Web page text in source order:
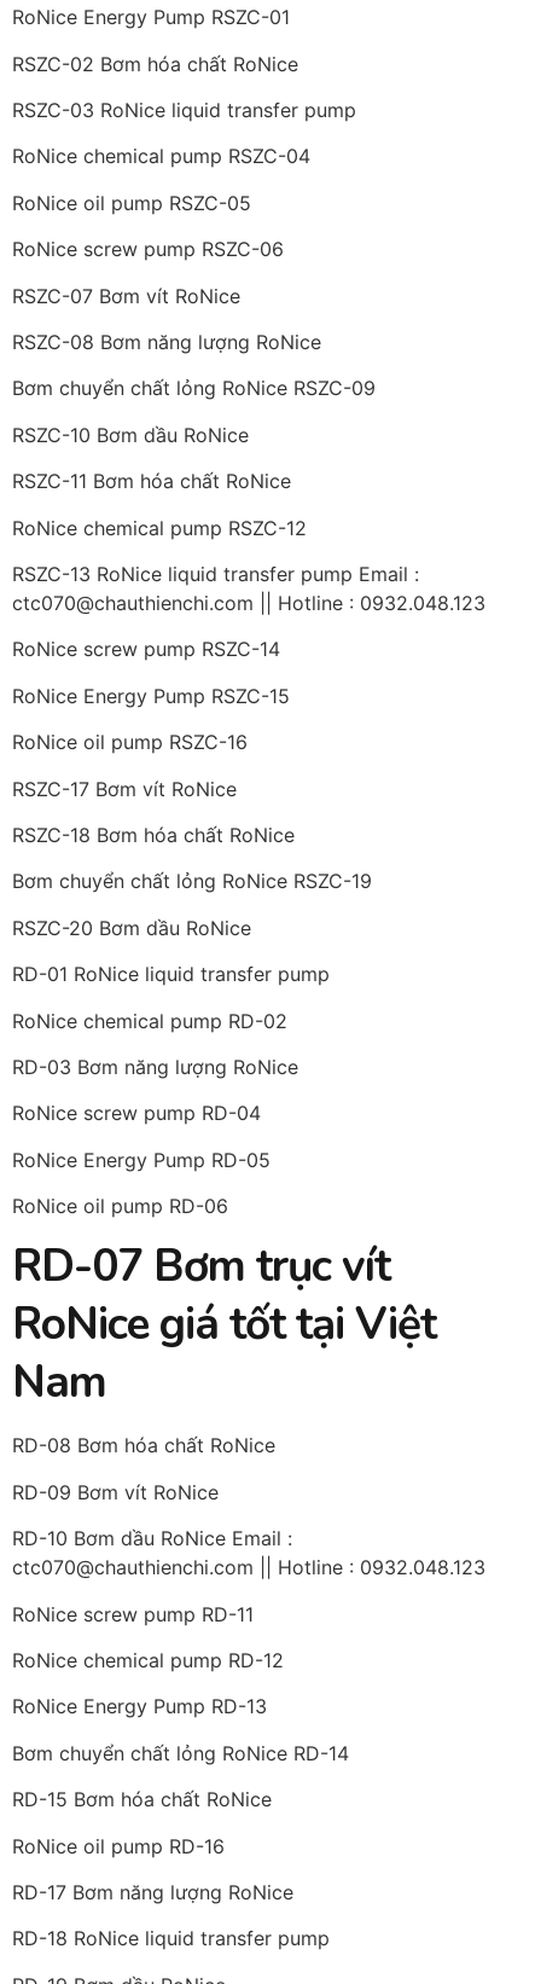
RoNice Energy Pump RSZC-01
RSZC-02 Bơm hóa chất RoNice
RSZC-03 RoNice liquid transfer pump
RoNice chemical pump RSZC-04
RoNice oil pump RSZC-05
RoNice screw pump RSZC-06
RSZC-07 Bơm vít RoNice
RSZC-08 Bơm năng lượng RoNice
Bơm chuyển chất lỏng RoNice RSZC-09
RSZC-10 Bơm dầu RoNice
RSZC-11 Bơm hóa chất RoNice
RoNice chemical pump RSZC-12
RSZC-13 RoNice liquid transfer pump Email :
ctc070@chauthienchi.com || Hotline : 0932.048.123
RoNice screw pump RSZC-14
RoNice Energy Pump RSZC-15
RoNice oil pump RSZC-16
RSZC-17 Bơm vít RoNice
RSZC-18 Bơm hóa chất RoNice
Bơm chuyển chất lỏng RoNice RSZC-19
RSZC-20 Bơm dầu RoNice
RD-01 RoNice liquid transfer pump
RoNice chemical pump RD-02
RD-03 Bơm năng lượng RoNice
RoNice screw pump RD-04
RoNice Energy Pump RD-05
RoNice oil pump RD-06
RD-07 Bơm trục vít
RoNice giá tốt tại Việt
Nam
RD-08 Bơm hóa chất RoNice
RD-09 Bơm vít RoNice
RD-10 Bơm dầu RoNice Email :
ctc070@chauthienchi.com || Hotline : 0932.048.123
RoNice screw pump RD-11
RoNice chemical pump RD-12
RoNice Energy Pump RD-13
Bơm chuyển chất lỏng RoNice RD-14
RD-15 Bơm hóa chất RoNice
RoNice oil pump RD-16
RD-17 Bơm năng lượng RoNice
RD-18 RoNice liquid transfer pump